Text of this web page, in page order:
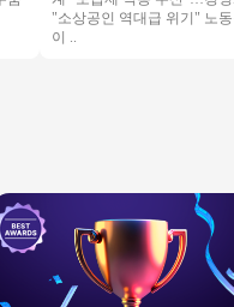
"소상공인 역대급 위기" 노동장